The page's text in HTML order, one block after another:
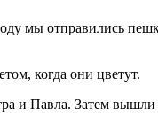
мы отправились
когда они цветут.
и Павла. Затем